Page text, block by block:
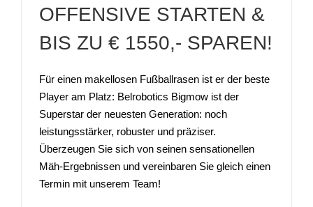
OFFENSIVE STARTEN &
BIS ZU € 1550,- SPAREN!
Für einen makellosen Fußballrasen ist er der beste
Player am Platz: Belrobotics Bigmow ist der
Superstar der neuesten Generation: noch
leistungsstärker, robuster und präziser.
Überzeugen Sie sich von seinen sensationellen
Mäh-Ergebnissen und vereinbaren Sie gleich einen
Termin mit unserem Team!